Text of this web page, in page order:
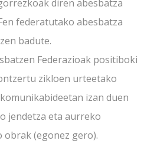
diren abesbatza
federatutako abesbatza
badute.
Federazioak positiboki
zikloen urteetako
izan duen
jendetza eta aurreko
(egonez gero).